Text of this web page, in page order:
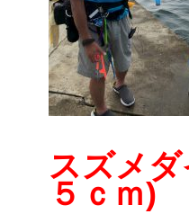
スズメダ
５ｃｍ)